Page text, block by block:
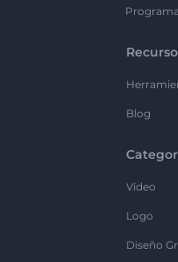
Blog
Vídeo
Logo
Diseño